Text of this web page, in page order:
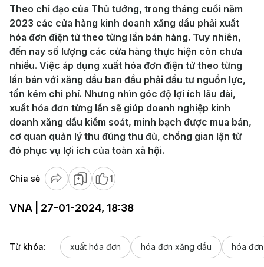
Theo chỉ đạo của Thủ tướng, trong tháng cuối năm
2023 các cửa hàng kinh doanh xăng dầu phải xuất
hóa đơn điện tử theo từng lần bán hàng. Tuy nhiên,
đến nay số lượng các cửa hàng thực hiện còn chưa
nhiều. Việc áp dụng xuất hóa đơn điện tử theo từng
lần bán với xăng dầu ban đầu phải đầu tư nguồn lực,
tốn kém chi phí. Nhưng nhìn góc độ lợi ích lâu dài,
xuất hóa đơn từng lần sẽ giúp doanh nghiệp kinh
doanh xăng dầu kiểm soát, minh bạch được mua bán,
cơ quan quản lý thu đúng thu đủ, chống gian lận từ
đó phục vụ lợi ích của toàn xã hội.
Chia sẻ 1
VNA | 27-01-2024, 18:38
Từ khóa: xuất hóa đơn hóa đơn xăng dầu hóa đơn